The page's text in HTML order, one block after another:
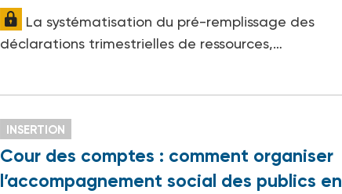
La systématisation du pré-remplissage des
déclarations trimestrielles de ressources,…
INSERTION
Cour des comptes : comment organiser
l’accompagnement social des publics en